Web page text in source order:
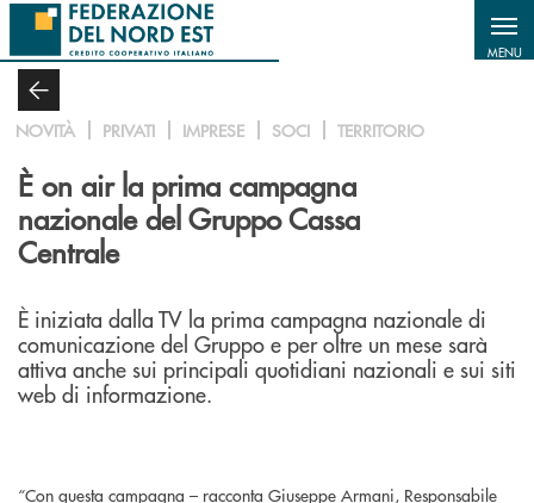
Salta al contenuto principale
MENU
NOVITÀ PRIVATI IMPRESE SOCI TERRITORIO
È on air la prima campagna
nazionale del Gruppo Cassa
Centrale
È iniziata dalla TV la prima campagna nazionale di
comunicazione del Gruppo e per oltre un mese sarà
attiva anche sui principali quotidiani nazionali e sui siti
web di informazione.
“Con questa campagna – racconta Giuseppe Armani, Responsabile